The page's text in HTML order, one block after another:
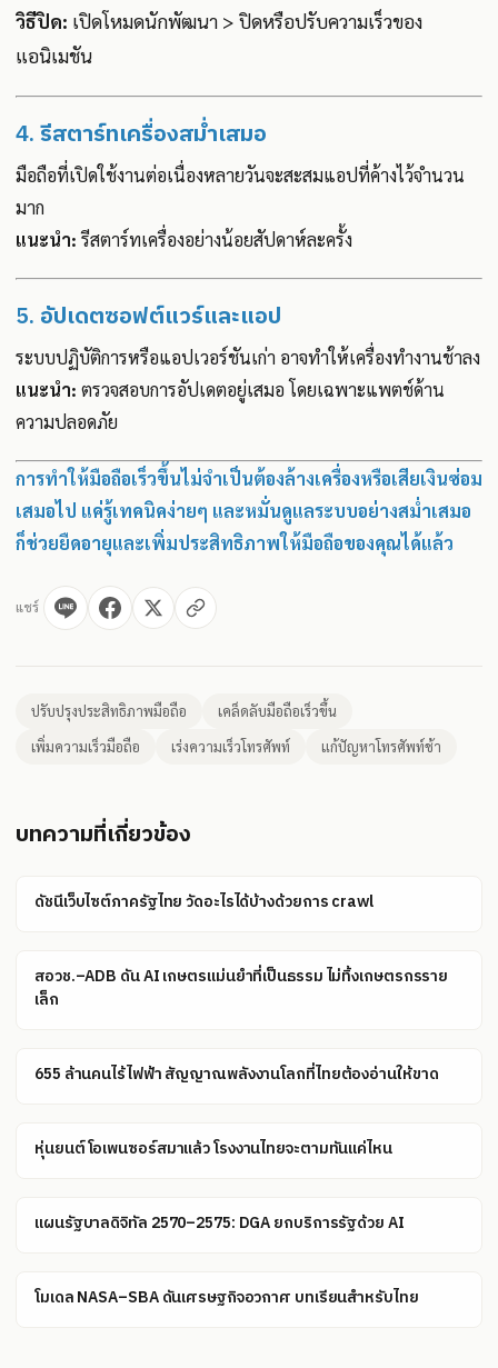
วิธีปิด: เปิดโหมดนักพัฒนา > ปิดหรือปรับความเร็วของ
แอนิเมชัน
4.รีสตาร์ทเครื่องสม่ำเสมอ
มือถือที่เปิดใช้งานต่อเนื่องหลายวันจะสะสมแอปที่ค้างไว้จำนวน
มาก
แนะนำ:รีสตาร์ทเครื่องอย่างน้อยสัปดาห์ละครั้ง
5. อัปเดตซอฟต์แวร์และแอป
ระบบปฏิบัติการหรือแอปเวอร์ชันเก่า อาจทำให้เครื่องทำงานช้าลง
แนะนำ: ตรวจสอบการอัปเดตอยู่เสมอ โดยเฉพาะแพตช์ด้าน
ความปลอดภัย
การทำให้มือถือเร็วขึ้นไม่จำเป็นต้องล้างเครื่องหรือเสียเงินซ่อม
เสมอไป แค่รู้เทคนิคง่ายๆ และหมั่นดูแลระบบอย่างสม่ำเสมอ
ก็ช่วยยืดอายุและเพิ่มประสิทธิภาพให้มือถือของคุณได้แล้ว
แชร์
ปรับปรุงประสิทธิภาพมือถือ
เคล็ดลับมือถือเร็วขึ้น
เพิ่มความเร็วมือถือ
เร่งความเร็วโทรศัพท์ แก้ปัญหาโทรศัพท์ช้า
บทความที่เกี่ยวข้อง
ดัชนีเว็บไซต์ภาครัฐไทย วัดอะไรได้บ้างด้วยการ crawl
สอวช.–ADB ดัน AI เกษตรแม่นยำที่เป็นธรรม ไม่ทิ้งเกษตรกรราย
เล็ก
655 ล้านคนไร้ไฟฟ้า สัญญาณพลังงานโลกที่ไทยต้องอ่านให้ขาด
หุ่นยนต์โอเพนซอร์สมาแล้ว โรงงานไทยจะตามทันแค่ไหน
แผนรัฐบาลดิจิทัล 2570–2575: DGA ยกบริการรัฐด้วย AI
โมเดล NASA–SBA ดันเศรษฐกิจอวกาศ บทเรียนสำหรับไทย